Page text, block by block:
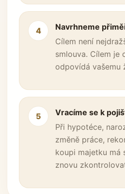
4
Navrhneme
Cílem není
smlouva. Cílem je
odpovídá vašemu
5
Vracíme se k
Při hypotéce,
změně práce,
koupi majetku má
znovu